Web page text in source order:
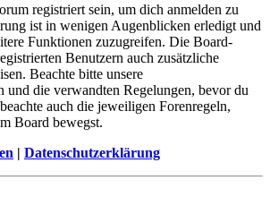
registriert sein, um dich anmelden zu
ist in wenigen Augenblicken erledigt und
Funktionen zuzugreifen. Die Board-
Benutzern auch zusätzliche
Beachte bitte unsere
und die verwandten Regelungen, bevor du
auch die jeweiligen Forenregeln,
Board bewegst.
| Datenschutzerklärung